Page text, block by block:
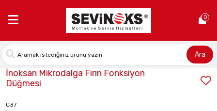
0
Ara
Stok Kodu:GAL-D90D23APG4-P33
İnoksan Mikrodalga Fırın Fonksiyon
Düğmesi
C37